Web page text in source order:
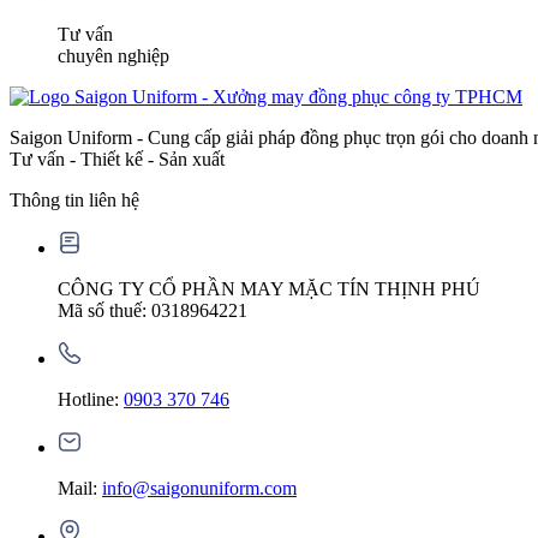
Tư vấn
chuyên nghiệp
Saigon Uniform - Cung cấp giải pháp đồng phục trọn gói cho doanh
Tư vấn - Thiết kế - Sản xuất
Thông tin liên hệ
CÔNG TY CỔ PHẦN MAY MẶC TÍN THỊNH PHÚ
Mã số thuế: 0318964221
Hotline: 0903 370 746
Mail: info@saigonuniform.com